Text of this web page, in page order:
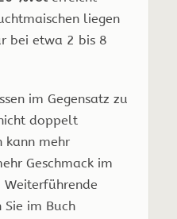
liegen
bei etwa 2 bis 8
im Gegensatz zu
doppelt
kann mehr
Geschmack im
im Buch